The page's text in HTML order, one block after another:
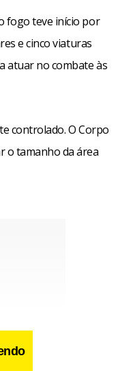
fogo teve início por
e cinco viaturas
atuar no combate às
controlado. O Corpo
o tamanho da área